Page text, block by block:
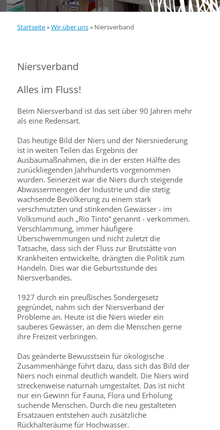
Startseite»Wir über uns» Niersverband
Niersverband
Alles im Fluss!
Beim Niersverband ist das seit über 90 Jahren mehr
als eine Redensart.
Das heutige Bild der Niers und der Niersniederung
ist in weiten Teilen das Ergebnis der
Ausbaumaßnahmen, die in der ersten Hälfte des
zurückliegenden Jahrhunderts vorgenommen
wurden. Seinerzeit war die Niers durch steigende
Abwassermengen der Industrie und die stetig
wachsende Bevölkerung zu einem stark
verschmutzten und stinkenden Gewässer - im
Volksmund auch „Rio Tinto“ genannt - verkommen.
Verschlammung, immer häufigere
Überschwemmungen und nicht zuletzt die
Tatsache, dass sich der Fluss zur Brutstätte von
Krankheiten entwickelte, drängten die Politik zum
Handeln. Dies war die Geburtsstunde des
Niersverbandes.
1927 durch ein preußisches Sondergesetz
gegründet, nahm sich der Niersverband der
Probleme an. Heute ist die Niers wieder ein
sauberes Gewässer, an dem die Menschen gerne
ihre Freizeit verbringen.
Das geänderte Bewusstsein für ökologische
Zusammenhänge führt dazu, dass sich das Bild der
Niers noch einmal deutlich wandelt. Die Niers wird
streckenweise naturnah umgestaltet. Das ist nicht
nur ein Gewinn für Fauna, Flora und Erholung
suchende Menschen. Durch die neu gestalteten
Ersatzauen entstehen auch zusätzliche
Rückhalteräume für Hochwasser.